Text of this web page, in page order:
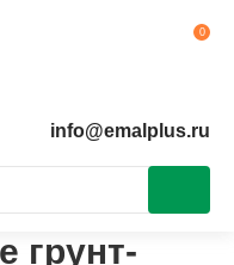
info@emalplus.ru
грунт-